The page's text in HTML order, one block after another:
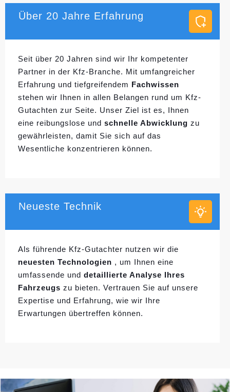
Über 20 Jahre Erfahrung
Seit über 20 Jahren sind wir Ihr kompetenter
Partner in der Kfz-Branche. Mit umfangreicher
Erfahrung und tiefgreifendem Fachwissen
stehen wir Ihnen in allen Belangen rund um Kfz-
Gutachten zur Seite. Unser Ziel ist es, Ihnen
eine reibungslose und schnelle Abwicklung zu
gewährleisten, damit Sie sich auf das
Wesentliche konzentrieren können.
Neueste Technik
Als führende Kfz-Gutachter nutzen wir die
neuesten Technologien , um Ihnen eine
umfassende und detaillierte Analyse Ihres
Fahrzeugs zu bieten. Vertrauen Sie auf unsere
Expertise und Erfahrung, wie wir Ihre
Erwartungen übertreffen können.